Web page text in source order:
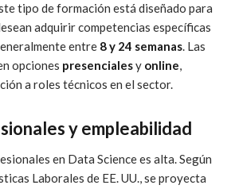
tipo de formación está diseñado para
adquirir competencias específicas
entre 8 y 24 semanas. Las
opciones presencialesy online,
a roles técnicos en el sector.
y empleabilidad
en Data Science es alta. Según
Laborales de EE. UU., se proyecta